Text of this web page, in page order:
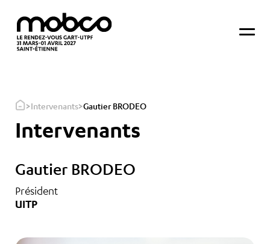
>Intervenants>Gautier BRODEO
Intervenants
Gautier BRODEO
Président
UITP